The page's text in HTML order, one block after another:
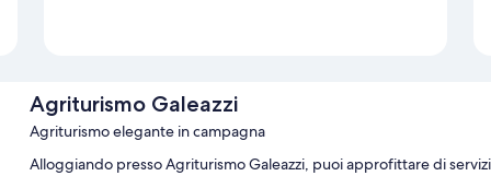
Agriturismo Galeazzi
Agriturismo elegante in campagna
Alloggiando presso Agriturismo Galeazzi, puoi approfittare di